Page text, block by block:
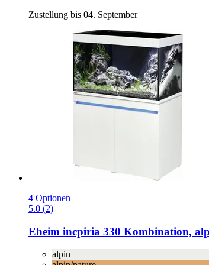
Zustellung bis 04. September
4 Optionen
5.0 (2)
Eheim incpiria 330 Kombination,
alpin